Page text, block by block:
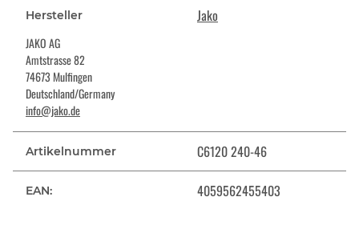
Hersteller Jako
JAKO AG
Amtstrasse 82
74673 Mulfingen
Deutschland/Germany
info@jako.de
Artikelnummer C6120 240-46
EAN: 4059562455403